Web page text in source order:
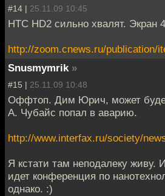
#14 | 25.11.09 10:45
НТС HD2 сильно хвалят. Экран
http://zoom.cnews.ru/publication/
Snusmymrik »
#15 | 25.11.09 10:48
Оффтоп. Дим Юрич, может
А. Чубайс попал в аварию.
http://www.interfax.ru/society/
Я кстати там неподалеку живу.
идет конференция по
однако. :)